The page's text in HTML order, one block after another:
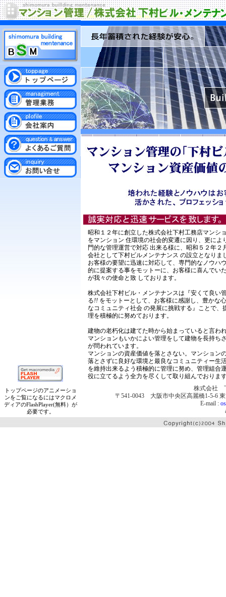
昭和１２年に創立した株式会社下村工務店マンシ
をマンション 住環境の社会的変遷に因り、更によ
門的な管理運営で対応 出来る様に、昭和５２年２
会社として下村ビルメンテナンス の設立となりま
お客様の要望に迅速に対応して、専門的なノウハ
的に提案する事をモットーに、お客様に喜んでい
が我々の使命と致 しております。
株式会社下村ビル・メンテナンスは『安くて良い
る!! をモットーとして、お客様に感謝し、豊かな
なコミュニティ社会 の発展に挑戦する』ことで、
理を積極的に努めております。
建物の老朽化は建てた時から始まっていると言わ
マンションもいかによい管理をして建物を長持ち
が問われています。
マンションの資産価値を落とさない。マンション
落とさずに良好な環境と最良なコミュニティー生
を維持出来るよう積極的に管理に努め、管理組合
役に立てるよう全力を尽くして取り組んでおりま
株式会社
〒541-0043 大阪市中央区高麗橋1-5-6
E-mail :
トップページのアニメーショ
ンをご覧になるにはマクロメ
ディアのFlashPlayer(無料）が
必要です。